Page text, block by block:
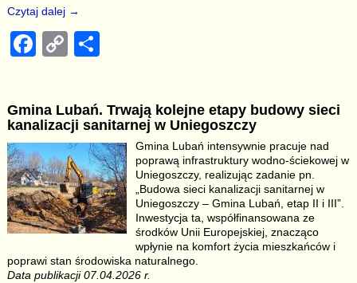
Czytaj dalej →
F
e
b
o
o
k
C
y
Li
n
k
e
Gmina Lubań. Trwają kolejne etapy budowy sieci
kanalizacji sanitarnej w Uniegoszczy
Gmina Lubań intensywnie pracuje nad
poprawą infrastruktury wodno-ściekowej w
Uniegoszczy, realizując zadanie pn.
„Budowa sieci kanalizacji sanitarnej w
Uniegoszczy – Gmina Lubań, etap II i III”.
Inwestycja ta, współfinansowana ze
środków Unii Europejskiej, znacząco
wpłynie na komfort życia mieszkańców i
poprawi stan środowiska naturalnego.
Data publikacji 07.04.2026 r.